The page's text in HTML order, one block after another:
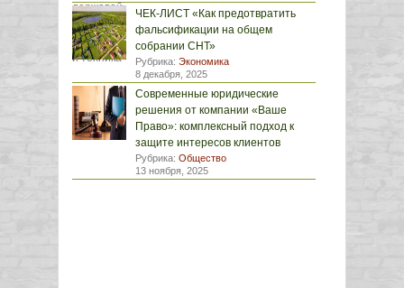
ЧЕК-ЛИСТ «Как предотвратить
фальсификации на общем
собрании СНТ»
Рубрика: Экономика
8 декабря, 2025
Современные юридические
решения от компании «Ваше
Право»: комплексный подход к
защите интересов клиентов
Рубрика: Общество
13 ноября, 2025